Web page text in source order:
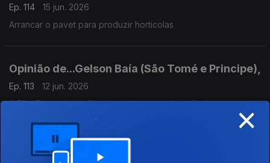
Ep. 114
15 jun. 2026
Arrancar o pavet para produzir horticolas
Opinião de...Gelson Baía (São Tomé e Principe),
Ep. 113
12 jun. 2026
A Elite Rastaquera são-tomense: entre a ignorância e o
Opnião de..Tamilton Teixeira (Guiné-Bissau)
×